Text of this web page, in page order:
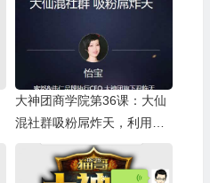
大神团商学院第36课：大仙
混社群吸粉屌炸天，利用算
命星座在社群中持续吸粉